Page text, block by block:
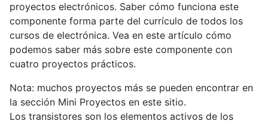
proyectos electrónicos. Saber cómo funciona este
componente forma parte del currículo de todos los
cursos de electrónica. Vea en este artículo cómo
podemos saber más sobre este componente con
cuatro proyectos prácticos.
Nota: muchos proyectos más se pueden encontrar en
la sección Mini Proyectos en este sitio.
Los transistores son los elementos activos de los